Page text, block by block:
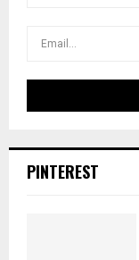
PINTEREST